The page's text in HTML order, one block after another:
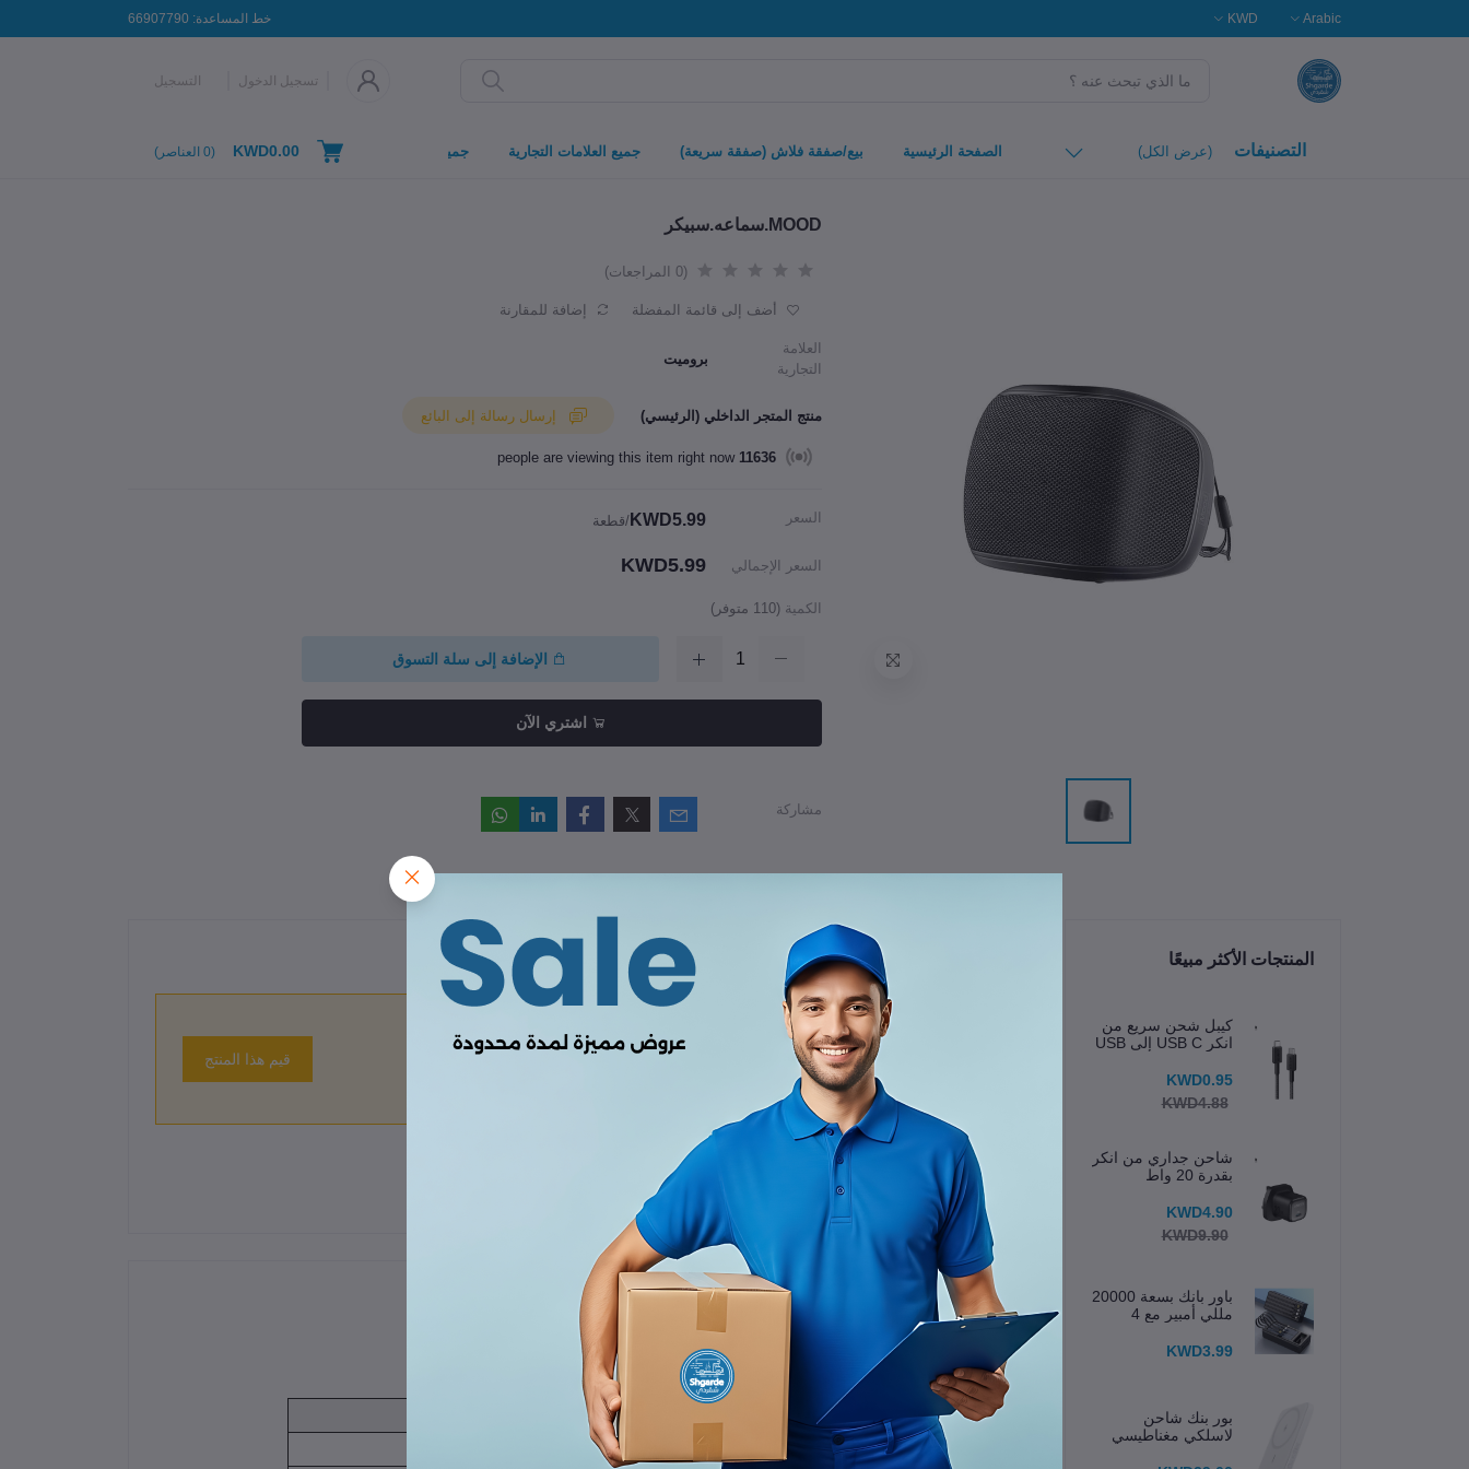
Arabic
KWD خط المساعدة: 66907790
تسجيل الدخول التسجيل
التصنيفات (عرض الكل) الصفحة الرئيسية بيع/صفقة فلاش (صفقة سريعة) جميع العلامات التجارية جميع التصنيفات KWD0.00
(
0 العناصر)
MOOD.سماعه.سبيكر
(0 المراجعات)
أضف إلى قائمة المفضلة إضافة للمقارنة
العلامة
التجارية
بروميت
منتج المتجر الداخلي (الرئيسي)
11636
people are viewing this item right now
السعر KWD5.99 /قطعة
السعر الإجمالي KWD5.99
الكمية (
110 متوفر)
الإضافة إلى سلة التسوق
اشتري الآن
مشاركة
المنتجات الأكثر مبيعًا
كيبل شحن سريع من
انكر USB C إلى USB
KWD0.95
KWD4.88
شاحن جداري من انكر
بقدرة 20 واط
KWD4.90
KWD9.90
باور بانك بسعة 20000
مللي أمبير مع 4
عرض
KWD3.99
بور بنك شاحن
لاسلكي مغناطيسي
المراجعات والتقييمات
0.00 من أصل 5.0 قيم هذا المنتج
لا يوجد هناك مراجعات لهذا المنتج حتى الآن.
وصف
الميزة التفاصيل
اسم المنتج Promate MOOD Wireless Speaker